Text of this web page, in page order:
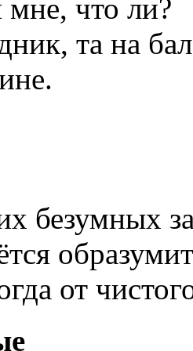
мне, что ли?
та на
безумных
от